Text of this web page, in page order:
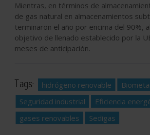
Mientras, en términos de
de gas natural en almacenamientos
terminaron el año por encima del 90%,
objetivo de llenado establecido por la
meses de anticipación.
Tags: hidrógeno renovable
Seguridad industrial
Eficiencia
gases renovables
Sedigas